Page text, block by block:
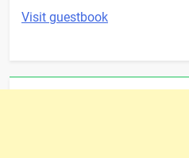
Visit guestbook